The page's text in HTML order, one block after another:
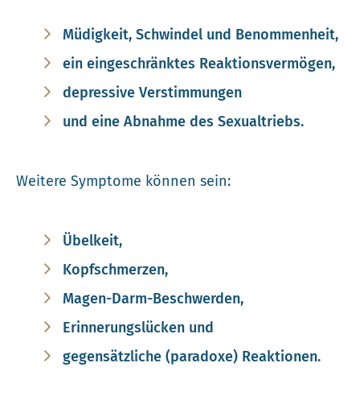
Müdigkeit, Schwindel und Benommenheit,
ein eingeschränktes Reaktionsvermögen,
depressive Verstimmungen
und eine Abnahme des Sexualtriebs.
Weitere Symptome können sein:
Übelkeit,
Kopfschmerzen,
Magen-Darm-Beschwerden,
Erinnerungslücken und
gegensätzliche (paradoxe) Reaktionen.